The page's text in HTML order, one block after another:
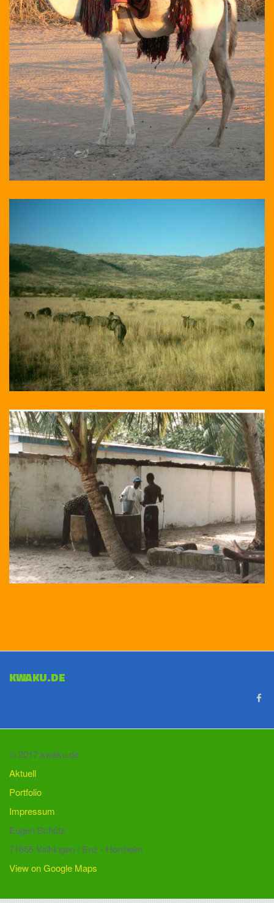
KWAKU.DE
© 2017 kwaku.de
Aktuell
Portfolio
Impressum
Eugen Schütz
71665 Vaihingen / Enz - Horrheim
View on Google Maps